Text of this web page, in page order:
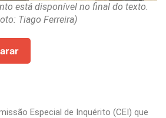
está disponível no final do texto.
Tiago Ferreira)
Especial de Inquérito (CEI) que